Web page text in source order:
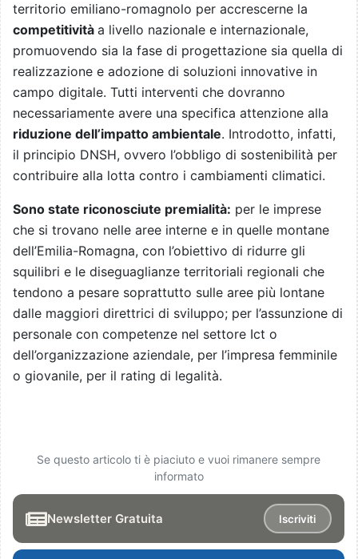
territorio emiliano-romagnolo per accrescerne la
competitività a livello nazionale e internazionale,
promuovendo sia la fase di progettazione sia quella di
realizzazione e adozione di soluzioni innovative in
campo digitale. Tutti interventi che dovranno
necessariamente avere una specifica attenzione alla
riduzione dell’impatto ambientale. Introdotto, infatti,
il principio DNSH, ovvero l’obbligo di sostenibilità per
contribuire alla lotta contro i cambiamenti climatici.
Sono state riconosciute premialità: per le imprese
che si trovano nelle aree interne e in quelle montane
dell’Emilia-Romagna, con l’obiettivo di ridurre gli
squilibri e le diseguaglianze territoriali regionali che
tendono a pesare soprattutto sulle aree più lontane
dalle maggiori direttrici di sviluppo; per l’assunzione di
personale con competenze nel settore Ict o
dell’organizzazione aziendale, per l’impresa femminile
o giovanile, per il rating di legalità.
Se questo articolo ti è piaciuto e vuoi rimanere sempre
informato
Newsletter Gratuita Iscriviti